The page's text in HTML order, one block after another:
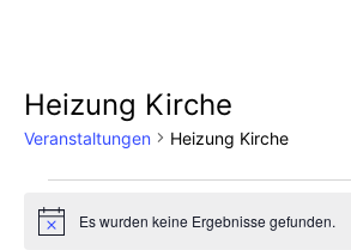
Heizung Kirche
Veranstaltungen Heizung Kirche
Veranstaltungen
HinweisEs wurden keine Ergebnisse gefunden.